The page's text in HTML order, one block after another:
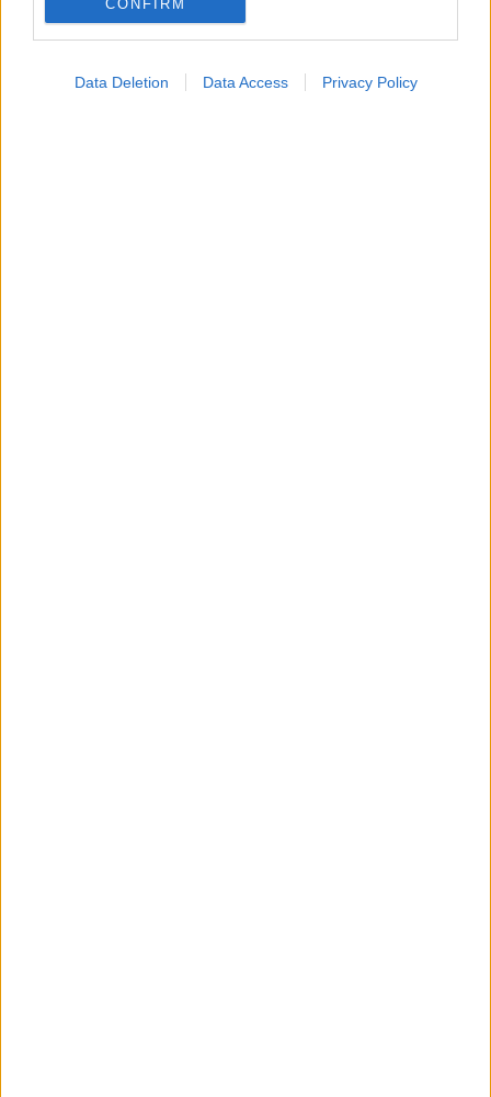
Opted Out
I want to allow Google to enable storage
CONFIRM
Data Deletion Data Access Privacy Policy